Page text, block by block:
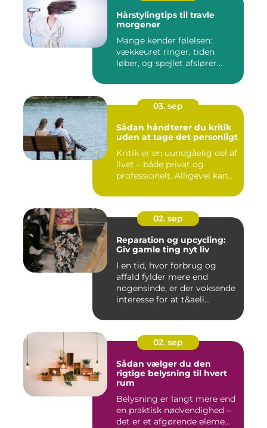
Hårstylingtips til travle
morgener
Mange kender følelsen:
vækkeuret ringer, tiden
løber, og spejlet afslører...
03. sep
Sådan håndterer du kritik
uden at tage det personligt
Kritik er en uundgåelig del af
livet – både privat og
professionelt. Alligevel kan...
02. sep
Reparation og upcycling:
Giv gamle ting nyt liv
I en tid, hvor forbrug og
affald fylder mere end
nogensinde, er der voksende
interesse for at t&aeli...
02. sep
Sådan vælger du den
rigtige belysning til hvert
rum
Belysning er langt mere end
en praktisk nødvendighed –
det er et afgørende eleme...